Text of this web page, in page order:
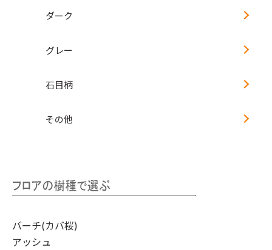
ダーク
グレー
石目柄
その他
バーチ(カバ桜)
アッシュ